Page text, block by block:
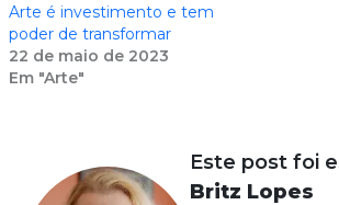
Arte é investimento e tem
poder de transformar
22 de maio de 2023
Em "Arte"
Este post foi
Britz Lopes